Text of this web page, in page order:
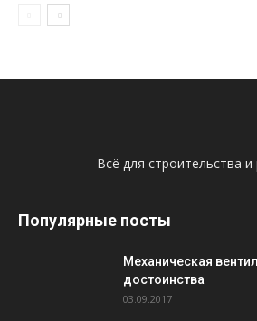
Всё для строительства
Популярные посты
Механическая
достоинства
03.09.2017